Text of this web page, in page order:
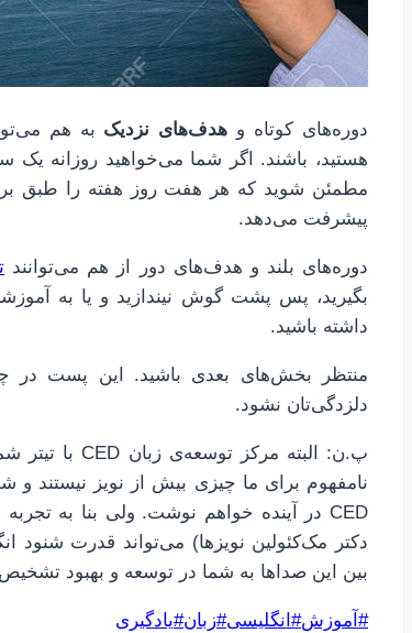
دوره‌های کوتاه و هدف‌های نزدیک به هم
هستید، باشند. اگر شما می‌خواهید روزانه یک
مطمئن شوید که هر هفت روز هفته را طبق
پیشرفت می‌دهد.
دوره‌های بلند و هدف‌های دور از هم می‌توانند
بگیرید، پس پشت گوش نیندازید و یا به
داشته باشید.
منتظر بخش‌های بعدی باشید. این پست در
دلزدگی‌تان نشود.
نامفهوم برای ما چیزی بیش از نویز نیستند و
CED در آینده خواهم نوشت. ولی بنا به تجربه شخصی،
دکتر مک‌کئولین نویزها) می‌تواند قدرت شنود
بین این صداها به شما در توسعه و بهبود
برچسب‌های
# آموزش# انگلیسی#زبان#یادگیری